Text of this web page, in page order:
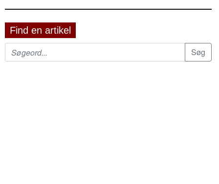
Find en artikel